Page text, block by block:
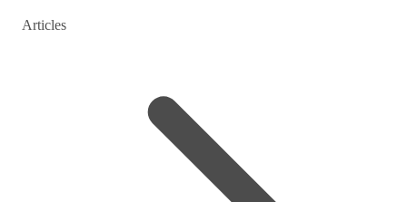
Articles